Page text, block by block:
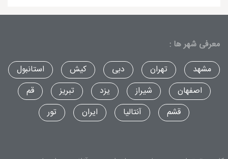
معرفی شهر ها :
مشهد
تهران دبی کیش
استانبول
اصفهان
شیراز یزد تبریز
قم
قشم
آنتالیا ایران تور